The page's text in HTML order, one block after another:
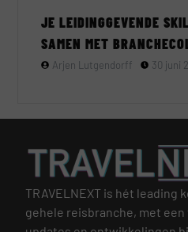
JE LEIDINGGEVENDE
SAMEN MET
Arjen Lutgendorff 30 juni
TRAVELNEXT is hét leading
gehele reisbranche, met